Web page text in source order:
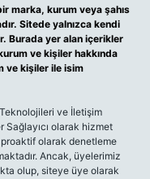
marka, kurum veya şahıs
Sitede yalnızca kendi
Burada yer alan içerikler
ve kişiler hakkında
ve kişiler ile isim
ve İletişim
Sağlayıcı olarak hizmet
olarak denetleme
Ancak, üyelerimiz
olup, siteye üye olarak